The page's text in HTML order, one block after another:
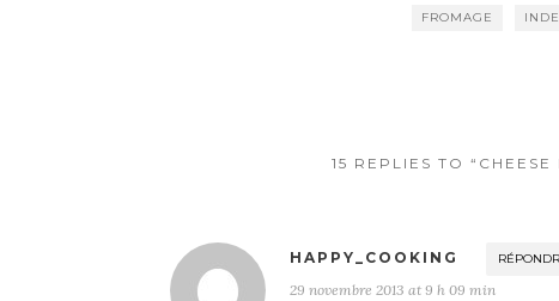
FROMAGE INDE
15 REPLIES TO
HAPPY_COOKING
29 novembre 2013 at 9 h 09 min